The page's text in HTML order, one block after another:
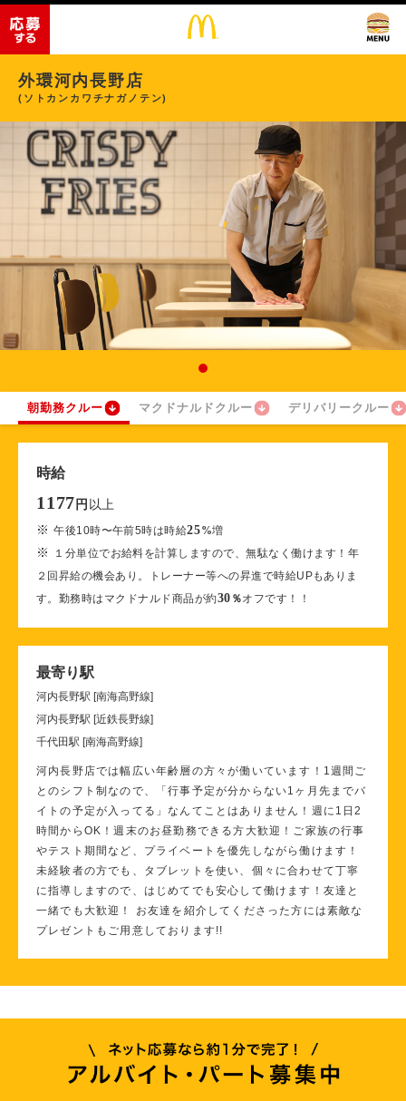
外環河内長野店
(ソトカンカワチナガノテン)
朝勤務クルー マクドナルドクルー デリバリークルー
時給
1177 円 以上
※午後10時〜午前5時は時給25%増
※
１分単位でお給料を計算しますので、無駄なく働けます！年
２回昇給の機会あり。トレーナー等への昇進で時給UPもありま
す。勤務時はマクドナルド商品が約30 ％オフです！！
最寄り駅
河内長野駅 [南海高野線]
河内長野駅 [近鉄長野線]
千代田駅 [南海高野線]
河内長野店では幅広い年齢層の方々が働いています！1週間ご
とのシフト制なので、「行事予定が分からない1ヶ月先までバ
イトの予定が入ってる」なんてことはありません！週に1日2
時間からOK！週末のお昼勤務できる方大歓迎！ご家族の行事
やテスト期間など、プライベートを優先しながら働けます！
未経験者の方でも、タブレットを使い、個々に合わせて丁寧
に指導しますので、はじめてでも安心して働けます！友達と
一緒でも大歓迎！ お友達を紹介してくださった方には素敵な
プレゼントもご用意しております!!